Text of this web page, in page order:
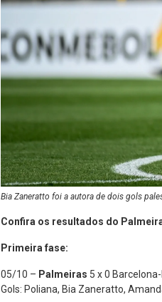
Bia Zaneratto foi a autora de dois gols
Confira os resultados do
Primeira fase:
05/10 – Palmeiras 5 x 0 Barcelona-
Gols: Poliana, Bia Zaneratto,